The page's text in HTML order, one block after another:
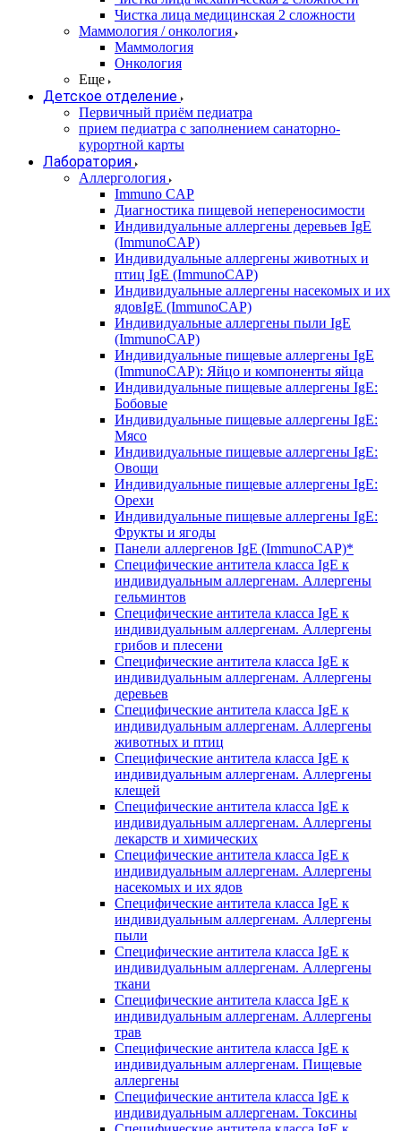
Чистка лица медицинская 2 сложности
Маммология / онкология
Маммология
Онкология
Еще
Детское отделение
Первичный приём педиатра
прием педиатра с заполнением санаторно-
курортной карты
Лаборатория
Аллергология
Immuno CAP
Диагностика пищевой непереносимости
Индивидуальные аллергены деревьев IgE
(ImmunoCAP)
Индивидуальные аллергены животных и
птиц IgE (ImmunoCAP)
Индивидуальные аллергены насекомых и их
ядовIgE (ImmunoCAP)
Индивидуальные аллергены пыли IgE
(ImmunoCAP)
Индивидуальные пищевые аллергены IgE
(ImmunoCAP): Яйцо и компоненты яйца
Индивидуальные пищевые аллергены IgE:
Бобовые
Индивидуальные пищевые аллергены IgE:
Мясо
Индивидуальные пищевые аллергены IgE:
Овощи
Индивидуальные пищевые аллергены IgE:
Орехи
Индивидуальные пищевые аллергены IgE:
Фрукты и ягоды
Панели аллергенов IgE (ImmunoCAP)*
Специфические антитела класса IgE к
индивидуальным аллергенам. Аллергены
гельминтов
Специфические антитела класса IgE к
индивидуальным аллергенам. Аллергены
грибов и плесени
Специфические антитела класса IgE к
индивидуальным аллергенам. Аллергены
деревьев
Специфические антитела класса IgE к
индивидуальным аллергенам. Аллергены
животных и птиц
Специфические антитела класса IgE к
индивидуальным аллергенам. Аллергены
клещей
Специфические антитела класса IgE к
индивидуальным аллергенам. Аллергены
лекарств и химических
Специфические антитела класса IgE к
индивидуальным аллергенам. Аллергены
насекомых и их ядов
Специфические антитела класса IgE к
индивидуальным аллергенам. Аллергены
пыли
Специфические антитела класса IgE к
индивидуальным аллергенам. Аллергены
ткани
Специфические антитела класса IgE к
индивидуальным аллергенам. Аллергены
трав
Специфические антитела класса IgE к
индивидуальным аллергенам. Пищевые
аллергены
Специфические антитела класса IgE к
индивидуальным аллергенам. Токсины